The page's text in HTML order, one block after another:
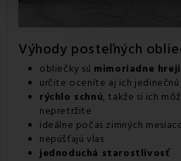
Výhody posteľných
obliečky sú mimoriadne
určite oceníte aj ich
rýchlo schnú, takže si ich
nepretržite
ideálne počas zimných
nepúšťajú vlas
jednoduchá starostlivosť